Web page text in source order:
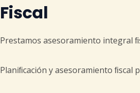
Fiscal
Prestamos asesoramiento integral
Planiﬁcación y asesoramiento ﬁscal